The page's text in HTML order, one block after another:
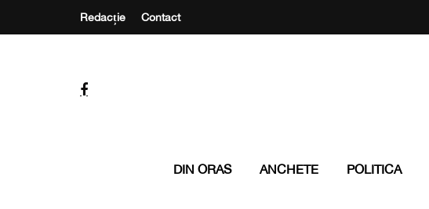
Redacție Contact
DIN ORAS ANCHETE POLITICA